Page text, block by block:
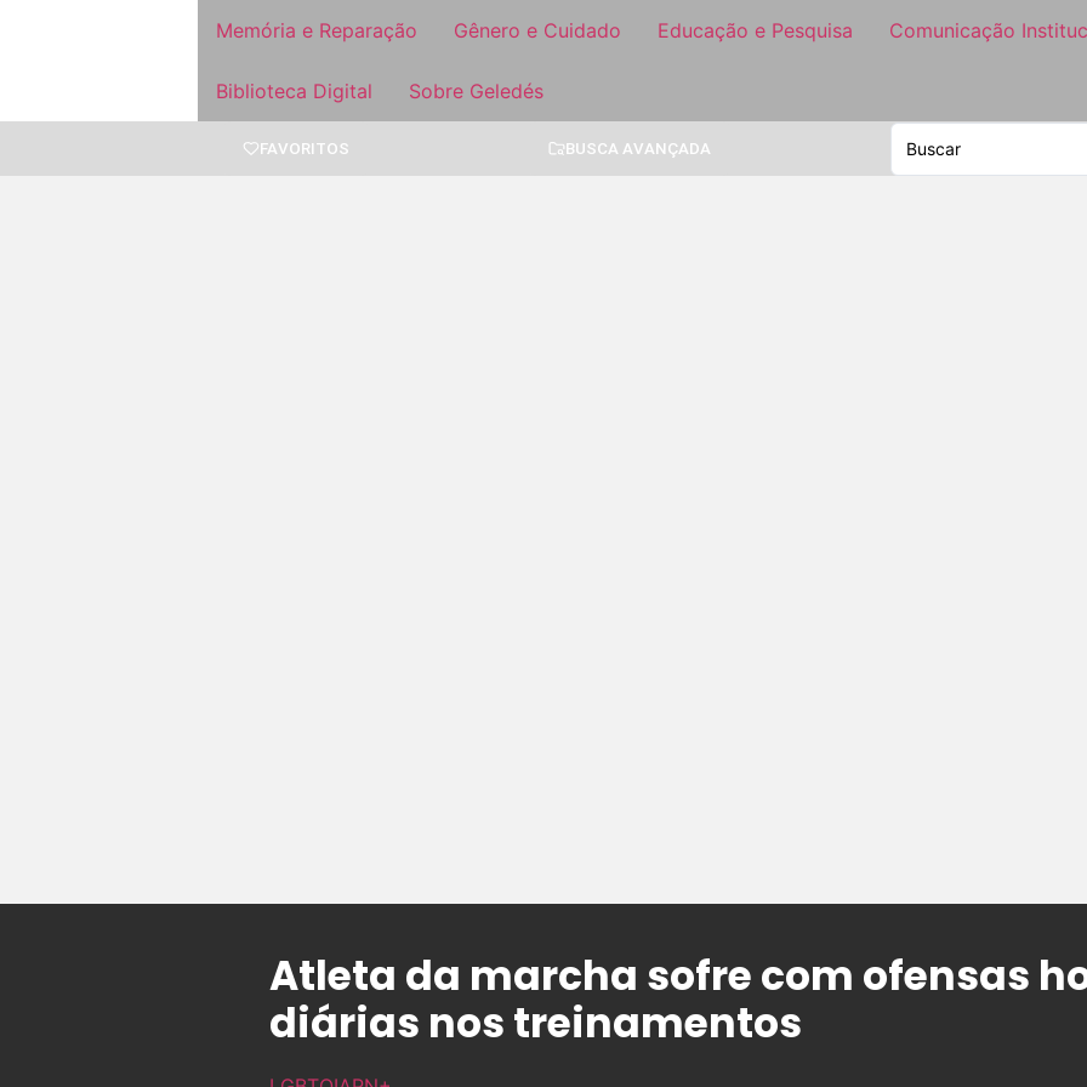
Memória e Reparação Gênero e Cuidado Educação e Pesquisa Comunicação
Biblioteca Digital Sobre Geledés
FAVORITOS BUSCA AVANÇADA
Atleta da marcha sofre com ofensas
diárias nos treinamentos